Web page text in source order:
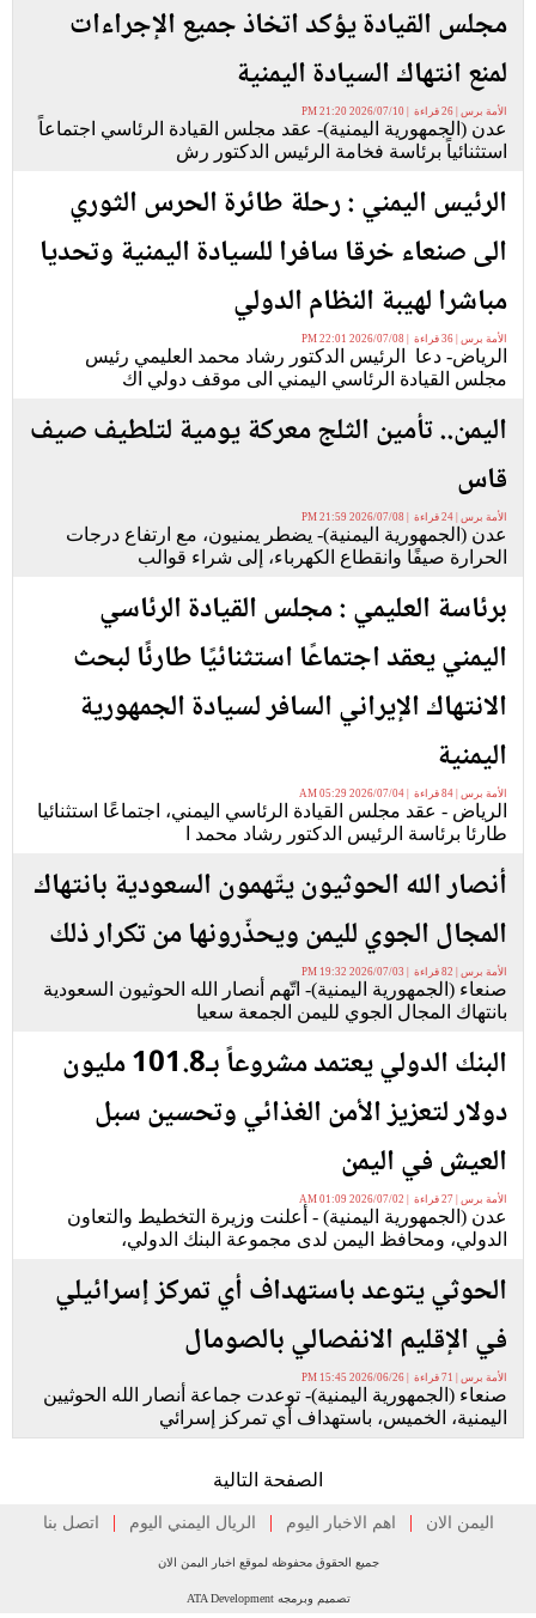
مجلس القيادة يؤكد اتخاذ جميع الإجراءات
لمنع انتهاك السيادة اليمنية
الأمة برس | 26 قراءة | 2026/07/10 21:20 PM
عدن (الجمهورية اليمنية)- عقد مجلس القيادة الرئاسي اجتماعاً
استثنائياً برئاسة فخامة الرئيس الدكتور رش
الرئيس اليمني : رحلة طائرة الحرس الثوري
الى صنعاء خرقا سافرا للسيادة اليمنية وتحديا
مباشرا لهيبة النظام الدولي
الأمة برس | 36 قراءة | 2026/07/08 22:01 PM
الرياض- دعا الرئيس الدكتور رشاد محمد العليمي رئيس
مجلس القيادة الرئاسي اليمني الى موقف دولي اك
اليمن.. تأمين الثلج معركة يومية لتلطيف صيف
قاس
الأمة برس | 24 قراءة | 2026/07/08 21:59 PM
عدن (الجمهورية اليمنية)- يضطر يمنيون، مع ارتفاع درجات
الحرارة صيفًا وانقطاع الكهرباء، إلى شراء قوالب
برئاسة العليمي : مجلس القيادة الرئاسي
اليمني يعقد اجتماعًا استثنائيًا طارئًا لبحث
الانتهاك الإيراني السافر لسيادة الجمهورية
اليمنية
الأمة برس | 84 قراءة | 2026/07/04 05:29 AM
الرياض - عقد مجلس القيادة الرئاسي اليمني، اجتماعًا استثنائيا
طارئا برئاسة الرئيس الدكتور رشاد محمد ا
أنصار الله الحوثيون يتّهمون السعودية بانتهاك
المجال الجوي لليمن ويحذّرونها من تكرار ذلك
الأمة برس | 82 قراءة | 2026/07/03 19:32 PM
صنعاء (الجمهورية اليمنية)- اتّهم أنصار الله الحوثيون السعودية
بانتهاك المجال الجوي لليمن الجمعة سعيا
البنك الدولي يعتمد مشروعاً بـ101.8 مليون
دولار لتعزيز الأمن الغذائي وتحسين سبل
العيش في اليمن
الأمة برس | 27 قراءة | 2026/07/02 01:09 AM
عدن (الجمهورية اليمنية) - أعلنت وزيرة التخطيط والتعاون
الدولي، ومحافظ اليمن لدى مجموعة البنك الدولي،
الحوثي يتوعد باستهداف أي تمركز إسرائيلي
في الإقليم الانفصالي بالصومال
الأمة برس | 71 قراءة | 2026/06/26 15:45 PM
صنعاء (الجمهورية اليمنية)- توعدت جماعة أنصار الله الحوثيين
اليمنية، الخميس، باستهداف أي تمركز إسرائي
الصفحة التالية
اليمن الان | اهم الاخبار اليوم | الريال اليمني اليوم | اتصل بنا
جميع الحقوق محفوظه لموقع اخبار اليمن الان
تصميم وبرمجه ATA Development